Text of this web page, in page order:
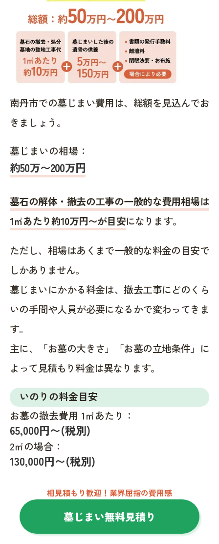
南丹市での墓じまい費用は、総額を見込んでお
きましょう。
墓じまいの相場：
約50万〜200万円
墓石の解体・撤去の工事の一般的な費用相場は
1㎡あたり約10万円〜が目安になります。
ただし、相場はあくまで一般的な料金の目安で
しかありません。
墓じまいにかかる料金は、撤去工事にどのくら
いの手間や人員が必要になるかで変わってきま
す。
主に、「お墓の大きさ」「お墓の立地条件」に
よって見積もり料金は異なります。
いのりの料金目安
お墓の撤去費用 1㎡あたり：
65,000円〜(税別)
2㎡の場合：
130,000円〜(税別)
相見積もり歓迎！業界屈指の費用感
墓じまい無料見積り